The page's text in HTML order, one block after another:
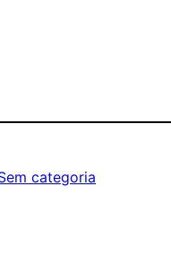
categoria